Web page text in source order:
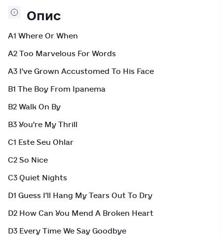
Опис
A1 Where Or When
A2 Too Marvelous For Words
A3 I've Grown Accustomed To His Face
B1 The Boy From Ipanema
B2 Walk On By
B3 You're My Thrill
C1 Este Seu Ohlar
C2 So Nice
C3 Quiet Nights
D1 Guess I'll Hang My Tears Out To Dry
D2 How Can You Mend A Broken Heart
D3 Every Time We Say Goodbye